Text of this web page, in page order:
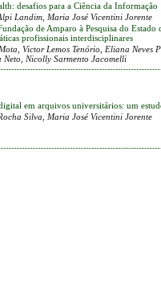
desafios para a Ciência da Informação
Landim, Maria José Vicentini Jorente
de Amparo à Pesquisa do Estado
profissionais interdisciplinares
Victor Lemos Tenório, Eliana Neves
Nicolly Sarmento Jacomelli
em arquivos universitários: um
Silva, Maria José Vicentini Jorente